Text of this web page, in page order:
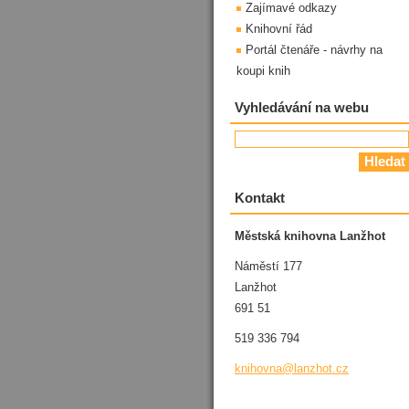
Zajímavé odkazy
Knihovní řád
Portál čtenáře - návrhy na
koupi knih
Vyhledávání na webu
Kontakt
Městská knihovna Lanžhot
Náměstí 177
Lanžhot
691 51
519 336 794
knihovna@lanzhot.cz